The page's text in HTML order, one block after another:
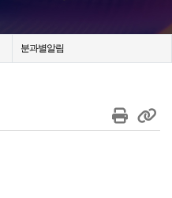
분과별알림